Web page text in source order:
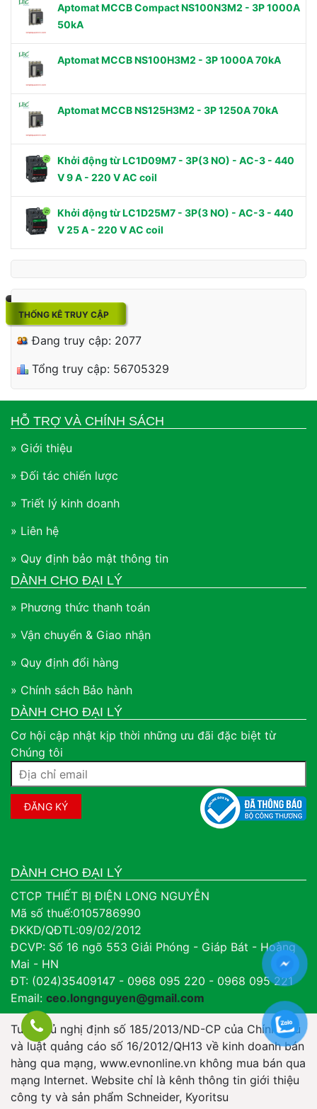
Aptomat MCCB Compact NS100N3M2 - 3P 1000A
50kA
Aptomat MCCB NS100H3M2 - 3P 1000A 70kA
Aptomat MCCB NS125H3M2 - 3P 1250A 70kA
Khởi động từ LC1D09M7 - 3P(3 NO) - AC-3 - 440
V 9 A - 220 V AC coil
Khởi động từ LC1D25M7 - 3P(3 NO) - AC-3 - 440
V 25 A - 220 V AC coil
THỐNG KÊ TRUY CẬP
Đang truy cập: 2077
Tổng truy cập: 56705329
HỖ TRỢ VÀ CHÍNH SÁCH
» Giới thiệu
» Đối tác chiến lược
» Triết lý kinh doanh
» Liên hệ
» Quy định bảo mật thông tin
DÀNH CHO ĐẠI LÝ
» Phương thức thanh toán
» Vận chuyển & Giao nhận
» Quy định đổi hàng
» Chính sách Bảo hành
DÀNH CHO ĐẠI LÝ
Cơ hội cập nhật kịp thời những ưu đãi đặc biệt từ
Chúng tôi
DÀNH CHO ĐẠI LÝ
CTCP THIẾT BỊ ĐIỆN LONG NGUYỄN
Mã số thuế:0105786990
ĐKKD/QĐTL:09/02/2012
ĐCVP: Số 16 ngõ 553 Giải Phóng - Giáp Bát - Hoàng
Mai - HN
ĐT: (024)35409147 - 0968 095 220 - 0968 095 221
Email: ceo.longnguyen@gmail.com
Tuân thủ nghị định số 185/2013/ND-CP của Chính Phủ
và luật quảng cáo số 16/2012/QH13 về kinh doanh bán
hàng qua mạng, www.evnonline.vn không mua bán qua
mạng Internet. Website chỉ là kênh thông tin giới thiệu
công ty và sản phẩm Schneider, Kyoritsu